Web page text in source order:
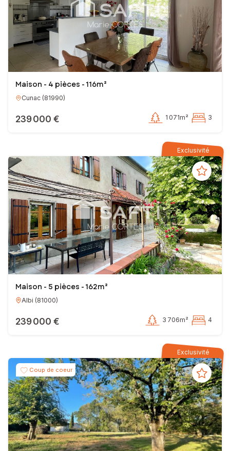
Maison - 4 pièces - 116m²
Cunac (81990)
239 000 € 1 071m² 3
Exclusivité
Maison - 5 pièces - 162m²
Albi (81000)
239 000 € 3 706m² 4
Exclusivité
Coup de coeur